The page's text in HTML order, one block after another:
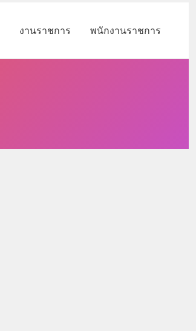
งานราชการ พนักงานราชการ